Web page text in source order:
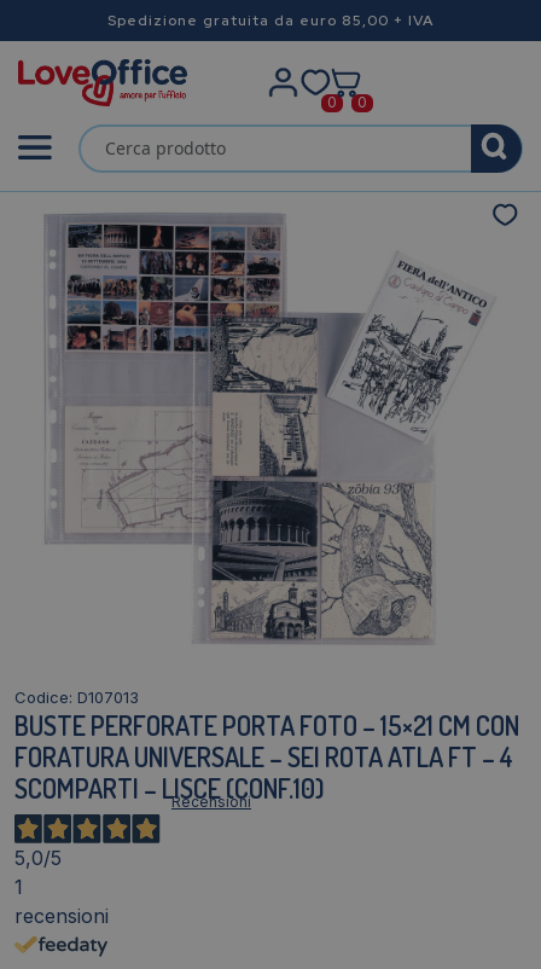
Spedizione gratuita da euro 85,00 + IVA
0 0
Codice: D107013
BUSTE PERFORATE PORTA FOTO – 15×21 CM CON
FORATURA UNIVERSALE – SEI ROTA ATLA FT – 4
SCOMPARTI – LISCE (CONF.10)
5,0/5
1
recensioni